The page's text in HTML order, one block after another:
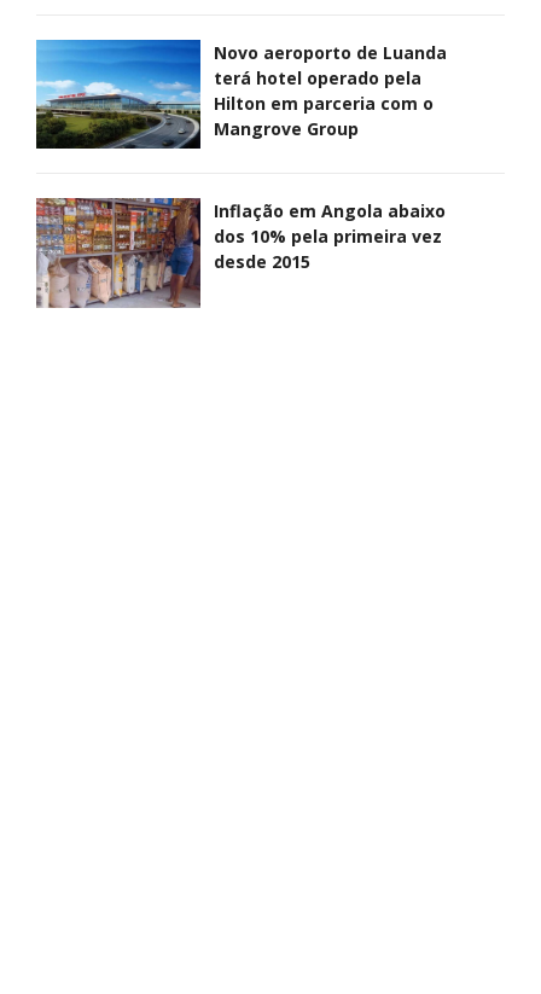
Novo aeroporto de Luanda
terá hotel operado pela
Hilton em parceria com o
Mangrove Group
Inflação em Angola abaixo
dos 10% pela primeira vez
desde 2015